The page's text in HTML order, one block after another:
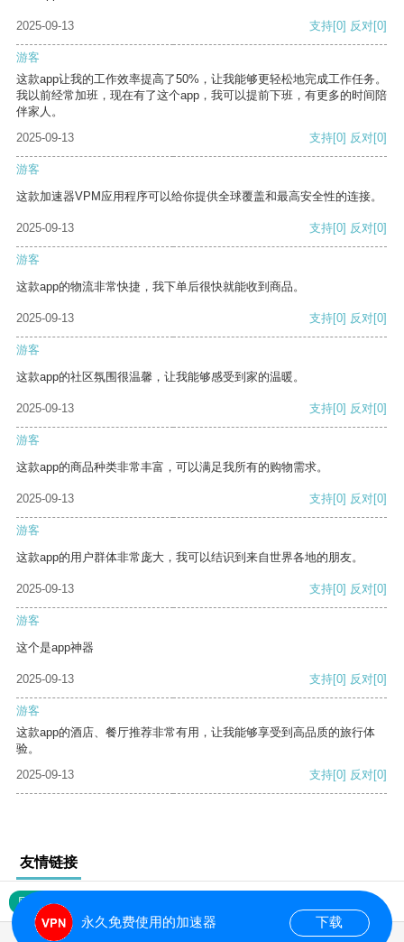
2025-09-13 支持[0] 反对[0]
游客
这款app让我的工作效率提高了50%，让我能够更轻松地完成工作任务。
我以前经常加班，现在有了这个app，我可以提前下班，有更多的时间陪
伴家人。
2025-09-13
支持[0] 反对[0]
游客
这款加速器VPM应用程序可以给你提供全球覆盖和最高安全性的连接。
2025-09-13 支持[0] 反对[0]
游客
这款app的物流非常快捷，我下单后很快就能收到商品。
2025-09-13 支持[0] 反对[0]
游客
这款app的社区氛围很温馨，让我能够感受到家的温暖。
2025-09-13 支持[0] 反对[0]
游客
这款app的商品种类非常丰富，可以满足我所有的购物需求。
2025-09-13 支持[0] 反对[0]
游客
这款app的用户群体非常庞大，我可以结识到来自世界各地的朋友。
2025-09-13 支持[0] 反对[0]
游客
这个是app神器
2025-09-13 支持[0] 反对[0]
游客
这款app的酒店、餐厅推荐非常有用，让我能够享受到高品质的旅行体
验。
2025-09-13
支持[0] 反对[0]
友情链接
网站地图
永久免费使用的加速器 下载